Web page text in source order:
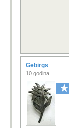
Gebirgs
10 godina